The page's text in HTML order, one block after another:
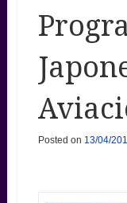
Posted on 13/04/